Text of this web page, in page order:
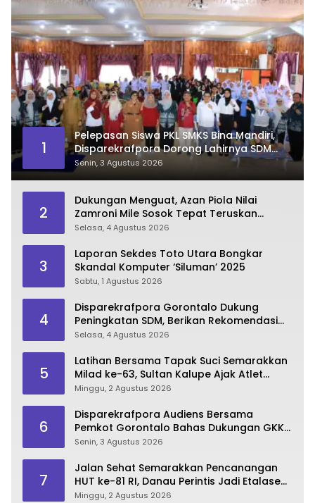
1
Pelepasan Siswa PKL SMKS Bina Mandiri,
Disparekrafpora Dorong Lahirnya SDM
Pariwisata Unggul
Senin, 3 Agustus 2026
2
Dukungan Menguat, Azan Piola Nilai
Zamroni Mile Sosok Tepat Teruskan
Pembangunan Bone Bolango
Selasa, 4 Agustus 2026
3
Laporan Sekdes Toto Utara Bongkar
Skandal Komputer ‘Siluman’ 2025
Sabtu, 1 Agustus 2026
4
Disparekrafpora Gorontalo Dukung
Peningkatan SDM, Berikan Rekomendasi
Studi S3 bagi Pegawai
Selasa, 4 Agustus 2026
5
Latihan Bersama Tapak Suci Semarakkan
Milad ke-63, Sultan Kalupe Ajak Atlet
Lestarikan Budaya Bela Diri
Minggu, 2 Agustus 2026
6
Disparekrafpora Audiens Bersama
Pemkot Gorontalo Bahas Dukungan GKK
2026
Senin, 3 Agustus 2026
7
Jalan Sehat Semarakkan Pencanangan
HUT ke-81 RI, Danau Perintis Jadi Etalase
Wisata Gorontalo
Minggu, 2 Agustus 2026